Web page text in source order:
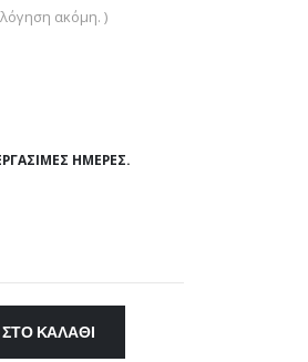
ακόμη. )
ΗΜΈΡΕΣ.
ΚΑΛΆΘΙ